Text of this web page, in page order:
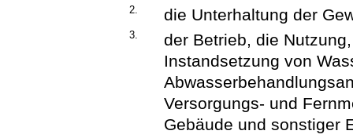
2. die Unterhaltung der
3.
der Betrieb, die
Instandsetzung von
Versorgungs- und
Gebäude und sonstiger